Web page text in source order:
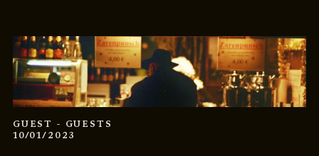
GUEST - GUESTS
10/01/2023